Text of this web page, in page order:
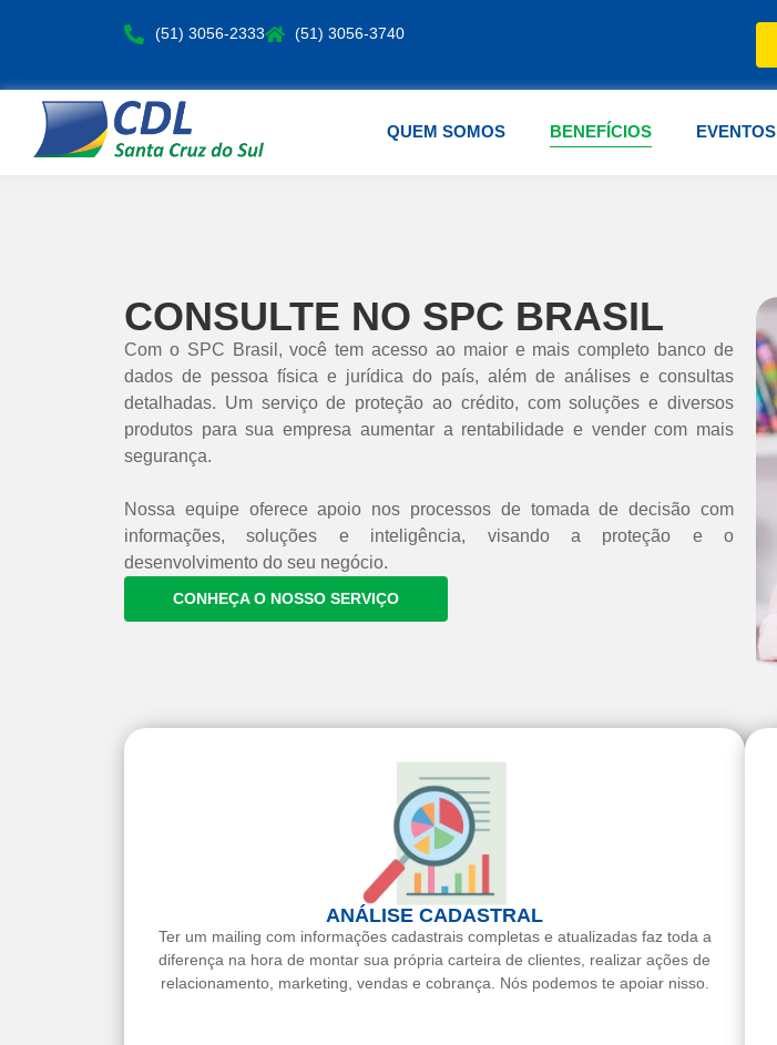
(51) 3056-2333 (51) 3056-3740
QUEM SOMOS BENEFÍCIOS EVENTOS
CONSULTE NO SPC BRASIL
Com o SPC Brasil, você tem acesso ao maior e mais completo banco de
dados de pessoa física e jurídica do país, além de análises e consultas
detalhadas. Um serviço de proteção ao crédito, com soluções e diversos
produtos para sua empresa aumentar a rentabilidade e vender com mais
segurança.
Nossa equipe oferece apoio nos processos de tomada de decisão com
informações, soluções e inteligência, visando a proteção e o
desenvolvimento do seu negócio.
CONHEÇA O NOSSO SERVIÇO
ANÁLISE CADASTRAL
Ter um mailing com informações cadastrais completas e atualizadas faz toda a
diferença na hora de montar sua própria carteira de clientes, realizar ações de
relacionamento, marketing, vendas e cobrança. Nós podemos te apoiar nisso.